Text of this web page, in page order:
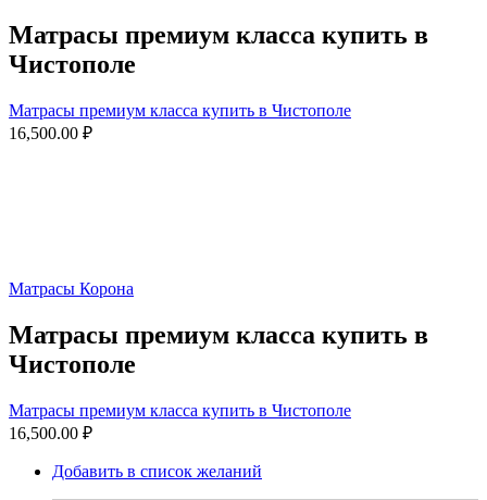
Матрасы премиум класса купить в
Чистополе
Матрасы премиум класса купить в Чистополе
16,500.00 ₽
Матрасы Корона
Матрасы премиум класса купить в
Чистополе
Матрасы премиум класса купить в Чистополе
16,500.00 ₽
Добавить в список желаний